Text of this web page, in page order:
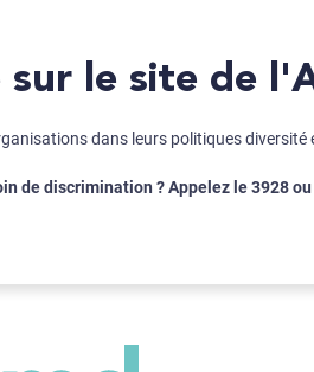
sur le site de
dans leurs politiques
de discrimination ? Appelez le 3928